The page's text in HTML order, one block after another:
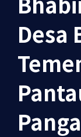
Desa